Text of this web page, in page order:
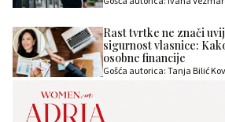
Rast tvrtke ne znači
sigurnost vlasnice:
osobne financije
Gošća autorica: Tanja Bilić